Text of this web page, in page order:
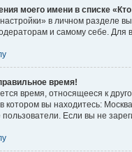
моего имени в списке
в личном разделе
и самому себе. Для
время!
время, относящееся к
котором вы находитесь:
Если вы не